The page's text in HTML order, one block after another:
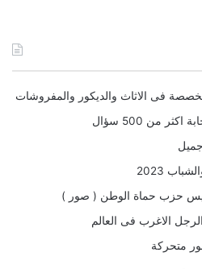
فى الاثاث والديكور والمفروشات
من 500 سؤال
2023
حزب حماة الوطن ( صور )
الاغرب فى العالم
متحركة